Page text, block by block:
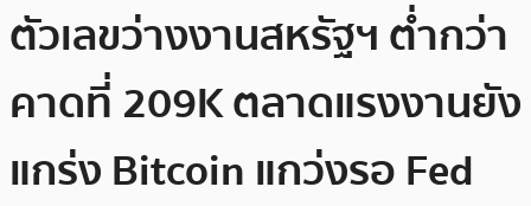
ตัวเลขว่างงานสหรัฐฯ ต่ำกว่า
คาดที่ 209K ตลาดแรงงานยัง
แกร่ง Bitcoin แกว่งรอ Fed